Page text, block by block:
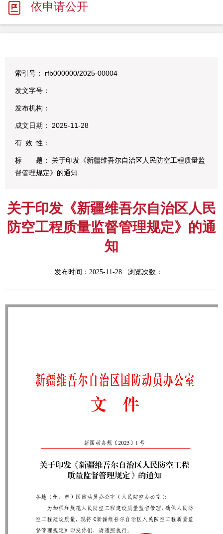
依申请公开
索引号： rfb000000/2025-00004
发文字号：
发布机构：
成文日期： 2025-11-28
有 效 性：
标 题：
关于印发《新疆维吾尔自治区人民防空工程质量监
督管理规定》的通知
关于印发《新疆维吾尔自治区人民
防空工程质量监督管理规定》的通
知
发布时间：2025-11-28 浏览次数：